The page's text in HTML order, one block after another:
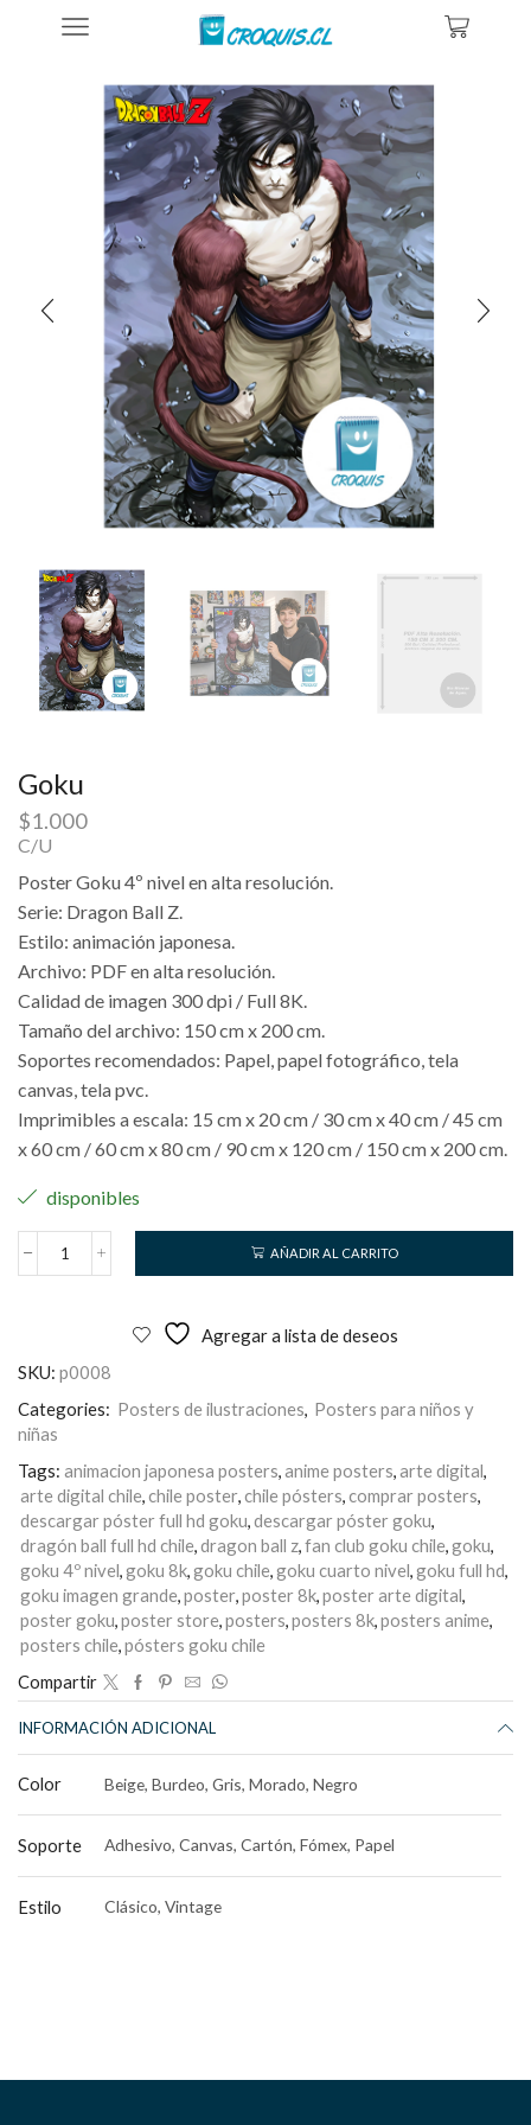
Posters De Ilustraciones
Goku
$1.000
C/U
Poster Goku 4º nivel en alta resolución.
Serie: Dragon Ball Z.
Estilo: animación japonesa.
Archivo: PDF en alta resolución.
Calidad de imagen 300 dpi / Full 8K.
Tamaño del archivo: 150 cm x 200 cm.
Soportes recomendados: Papel, papel fotográfico, tela
canvas, tela pvc.
Imprimibles a escala: 15 cm x 20 cm / 30 cm x 40 cm / 45 cm
x 60 cm / 60 cm x 80 cm / 90 cm x 120 cm / 150 cm x 200 cm.
disponibles
Goku
AÑADIR AL CARRITO
Agregar a lista de deseos
SKU: p0008
Categories: Posters de ilustraciones, Posters para niños y
niñas
Tags: animacion japonesa posters,anime posters,arte digital,
arte digital chile, chile poster, chile pósters, comprar posters,
descargar póster full hd goku,descargar póster goku,
dragón ball full hd chile,dragon ball z,fan club goku chile,goku,
goku 4º nivel,goku 8k,goku chile,goku cuarto nivel,goku full hd,
goku imagen grande,poster,poster 8k,poster arte digital,
poster goku,poster store,posters,posters 8k,posters anime,
posters chile,pósters goku chile
Compartir
INFORMACIÓN ADICIONAL
Color Beige, Burdeo, Gris, Morado, Negro
Soporte Adhesivo, Canvas, Cartón, Fómex, Papel
Estilo Clásico, Vintage